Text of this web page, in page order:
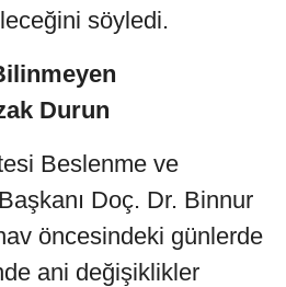
söyledi.
Durun
Beslenme ve
Doç. Dr. Binnur
öncesindeki günlerde
ani değişiklikler